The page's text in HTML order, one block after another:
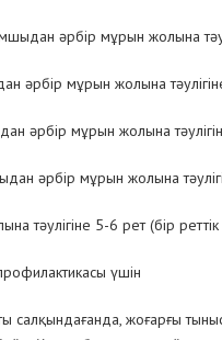
әрбір мұрын жолына
әрбір мұрын жолына
әрбір мұрын жолына
әрбір мұрын жолына
тәулігіне 5-6 рет (бір
үшін
салқындағанда, жоғарғы